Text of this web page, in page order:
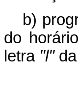
b)
do
letra "l"da